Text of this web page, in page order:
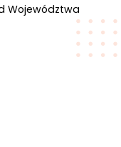
Województwa